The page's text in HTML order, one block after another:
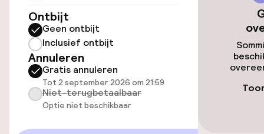
Transferservice
Toegankelijkheid
Overal rolstoeltoegankelijk
Lift
Ontbijt
Geen ontbijt
Inclusief ontbijt
Annuleren
Gratis annuleren
Tot 2 september 2026 om 21:59
Niet-terugbetaalbaar
Optie niet beschikbaar